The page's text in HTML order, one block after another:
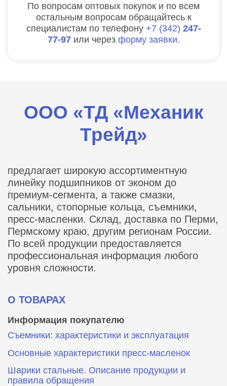
По вопросам оптовых покупок и по всем
остальным вопросам обращайтесь к
специалистам по телефону
7 342 247-
77-97 или через форму заявки.
ООО «ТД «Механик
Трейд»
предлагает широкую ассортиментную
линейку подшипников от эконом до
премиум-сегмента, а также смазки,
сальники, стопорные кольца, съемники,
пресс-масленки. Склад, доставка по Перми,
Пермскому краю, другим регионам России.
По всей продукции предоставляется
профессиональная информация любого
уровня сложности.
О ТОВАРАХ
Информация покупателю
Съемники: характеристики и эксплуатация
Основные характеристики пресс‑масленок
Шарики стальные. Описание продукции и
правила обращения